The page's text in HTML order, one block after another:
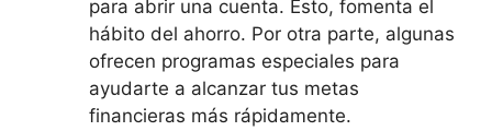
para abrir una cuenta. Esto, fomenta el
hábito del ahorro. Por otra parte, algunas
ofrecen programas especiales para
ayudarte a alcanzar tus metas
financieras más rápidamente.